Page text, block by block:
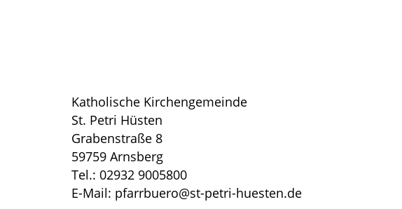
Katholische Kirchengemeinde
St. Petri Hüsten
Grabenstraße 8
59759 Arnsberg
Tel.: 02932 9005800
E-Mail: pfarrbuero@st-petri-huesten.de